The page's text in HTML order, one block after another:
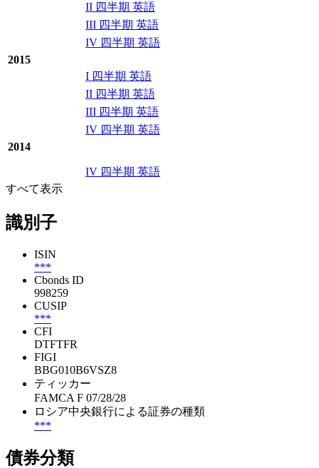
II 四半期 英語
III 四半期 英語
IV 四半期 英語
2015
I 四半期 英語
II 四半期 英語
III 四半期 英語
IV 四半期 英語
2014
IV 四半期 英語
すべて表示
識別子
ISIN
***
Cbonds ID
998259
CUSIP
***
CFI
DTFTFR
FIGI
BBG010B6VSZ8
ティッカー
FAMCA F 07/28/28
ロシア中央銀行による証券の種類
***
債券分類